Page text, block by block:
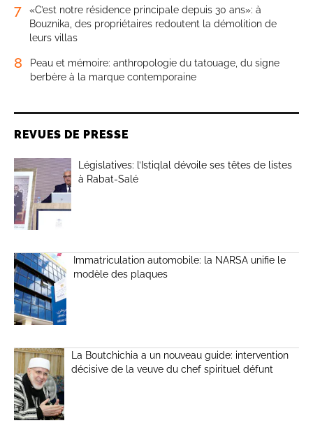
7
«C’est notre résidence principale depuis 30 ans»: à
Bouznika, des propriétaires redoutent la démolition de
leurs villas
8
Peau et mémoire: anthropologie du tatouage, du signe
berbère à la marque contemporaine
REVUES DE PRESSE
Législatives: l’Istiqlal dévoile ses têtes de listes
à Rabat-Salé
Immatriculation automobile: la NARSA unifie le
modèle des plaques
La Boutchichia a un nouveau guide: intervention
décisive de la veuve du chef spirituel défunt